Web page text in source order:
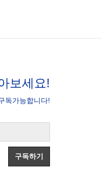
보세요!
독가능합니다!